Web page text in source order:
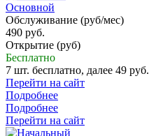
Основной
Обслуживание (руб/мес)
490 руб.
Открытие (руб)
Бесплатно
7 шт. бесплатно, далее 49 руб.
Перейти на сайт
Подробнее
Подробнее
Перейти на сайт